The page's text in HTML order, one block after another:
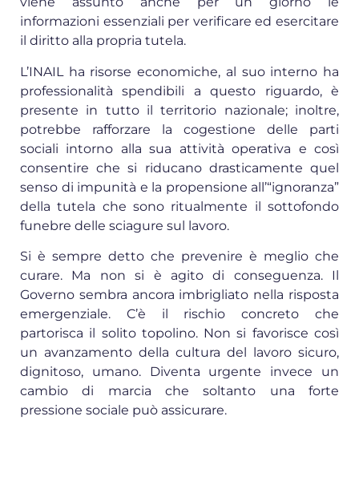
informazioni essenziali per verificare ed esercitare
il diritto alla propria tutela.
L’INAIL ha risorse economiche, al suo interno ha
professionalità spendibili a questo riguardo, è
presente in tutto il territorio nazionale; inoltre,
potrebbe rafforzare la cogestione delle parti
sociali intorno alla sua attività operativa e così
consentire che si riducano drasticamente quel
senso di impunità e la propensione all’“ignoranza”
della tutela che sono ritualmente il sottofondo
funebre delle sciagure sul lavoro.
Si è sempre detto che prevenire è meglio che
curare. Ma non si è agito di conseguenza. Il
Governo sembra ancora imbrigliato nella risposta
emergenziale. C’è il rischio concreto che
partorisca il solito topolino. Non si favorisce così
un avanzamento della cultura del lavoro sicuro,
dignitoso, umano. Diventa urgente invece un
cambio di marcia che soltanto una forte
pressione sociale può assicurare.